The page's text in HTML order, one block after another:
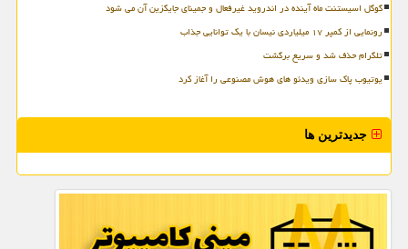
گوگل اسیستنت ماه آینده در اندروید غیرفعال و جمینای جایگزین آن می شود
رونمایی از کمپر ۱۷ میلیاردی نیسان با یک توانایی جذاب
تلگرام حذف شد و سریع برگشت
یوتیوب پاک سازی ویدئو های هوش مصنوعی را آغاز کرد
جدیدترین ها